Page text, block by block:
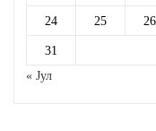
24 25 26
31
« Јул